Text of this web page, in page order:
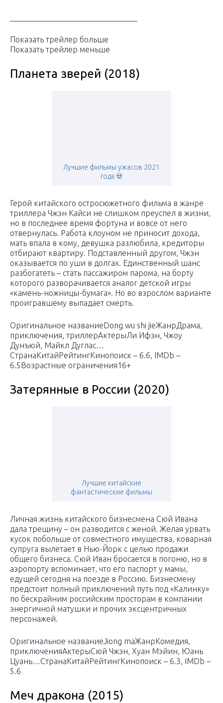
Показать трейлер больше
Показать трейлер меньше
Планета зверей (2018)
Лучшие фильмы ужасов 2021
года 💀
Герой китайского остросюжетного фильма в жанре
триллера Чжэн Кайси не слишком преуспел в жизни,
но в последнее время фортуна и вовсе от него
отвернулась. Работа клоуном не приносит дохода,
мать впала в кому, девушка разлюбила, кредиторы
отбирают квартиру. Подставленный другом, Чжэн
оказывается по уши в долгах. Единственный шанс
разбогатеть – стать пассажиром парома, на борту
которого разворачивается аналог детской игры
«камень-ножницы-бумага». Но во взрослом варианте
проигравшему выпадает смерть.
Оригинальное названиеDong wu shi jieЖанрДрама,
приключения, триллерАктерыЛи Ифэн, Чжоу
Дунъюй, Майкл Дуглас…
СтранаКитайРейтингКинопоиск – 6.6, IMDb –
6.5Возрастные ограничения16+
Затерянные в России (2020)
Лучшие китайские
фантастические фильмы
Личная жизнь китайского бизнесмена Сюй Ивана
дала трещину – он разводится с женой. Желая урвать
кусок побольше от совместного имущества, коварная
супруга вылетает в Нью-Йорк с целью продажи
общего бизнеса. Сюй Иван бросается в погоню, но в
аэропорту вспоминает, что его паспорт у мамы,
едущей сегодня на поезде в Россию. Бизнесмену
предстоит полный приключений путь под «Калинку»
по бескрайним российским просторам в компании
энергичной матушки и прочих эксцентричных
персонажей.
Оригинальное названиеJiong maЖанрКомедия,
приключенияАктерыСюй Чжэн, Хуан Мэйин, Юань
Цуань…СтранаКитайРейтингКинопоиск – 6.3, IMDb –
5.6
Меч дракона (2015)